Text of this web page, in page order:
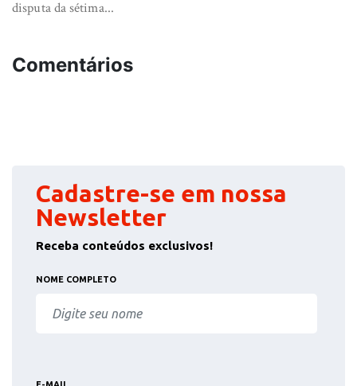
disputa da sétima...
Comentários
Cadastre-se em nossa
Newsletter
Receba conteúdos exclusivos!
NOME COMPLETO